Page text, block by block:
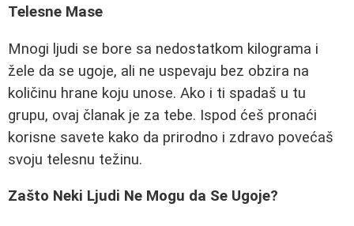
Telesne Mase
Mnogi ljudi se bore sa nedostatkom kilograma i
žele da se ugoje, ali ne uspevaju bez obzira na
količinu hrane koju unose. Ako i ti spadaš u tu
grupu, ovaj članak je za tebe. Ispod ćeš pronaći
korisne savete kako da prirodno i zdravo povećaš
svoju telesnu težinu.
Zašto Neki Ljudi Ne Mogu da Se Ugoje?